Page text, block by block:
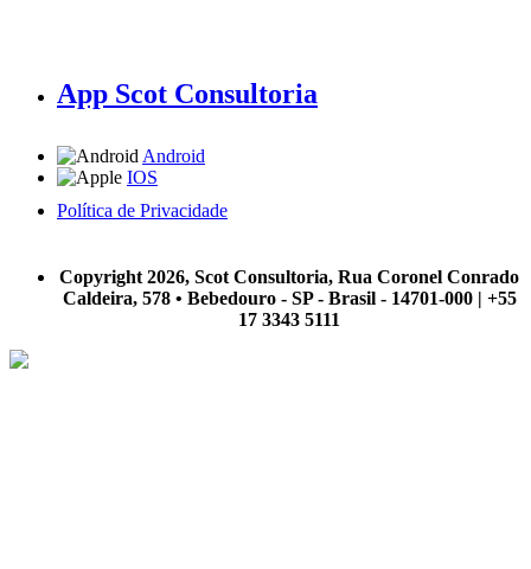
App Scot Consultoria
Android
IOS
Política de Privacidade
Copyright 2026, Scot Consultoria, Rua Coronel Conrado
Caldeira, 578 • Bebedouro - SP - Brasil - 14701-000 | +55
17 3343 5111